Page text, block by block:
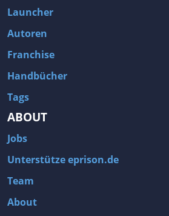
Launcher
Autoren
Franchise
Handbücher
Tags
ABOUT
Jobs
Unterstütze eprison.de
Team
About